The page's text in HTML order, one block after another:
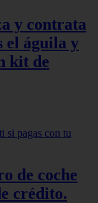
y contrata
el águila y
kit de
de coche
crédito.